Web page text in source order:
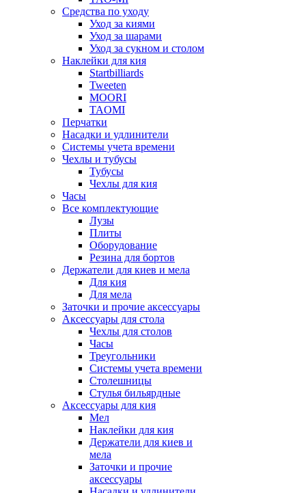
Средства по уходу
Уход за киями
Уход за шарами
Уход за сукном и столом
Наклейки для кия
Startbilliards
Tweeten
MOORI
TAOMI
Перчатки
Насадки и удлинители
Системы учета времени
Чехлы и тубусы
Тубусы
Чехлы для кия
Часы
Все комплектующие
Лузы
Плиты
Оборудование
Резина для бортов
Держатели для киев и мела
Для кия
Для мела
Заточки и прочие аксессуары
Аксессуары для стола
Чехлы для столов
Часы
Треугольники
Системы учета времени
Столешницы
Стулья бильярдные
Аксессуары для кия
Мел
Наклейки для кия
Держатели для киев и
мела
Заточки и прочие
аксессуары